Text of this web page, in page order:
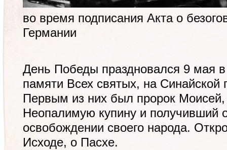
во время подписания Акта о
Германии
День Победы праздновался 9 мая
памяти Всех святых, на Синайской
Первым из них был пророк
Неопалимую купину и получивший
освобождении своего народа.
Исходе, о Пасхе.